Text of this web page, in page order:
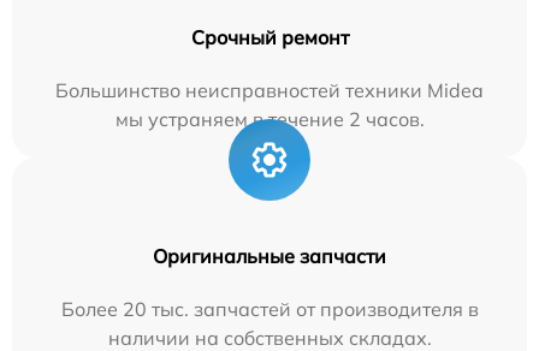
Срочный ремонт
Большинство неисправностей техники Midea
мы устраняем в течение 2 часов.
Оригинальные запчасти
Более 20 тыс. запчастей от производителя в
наличии на собственных складах.